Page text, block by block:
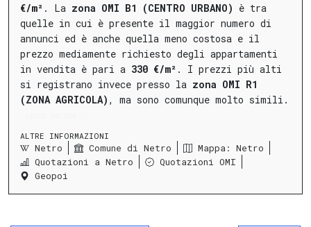
€/m² . La zona OMI B1 (CENTRO URBANO) è tra
quelle in cui è presente il maggior numero di
annunci ed è anche quella meno costosa e il
prezzo mediamente richiesto degli appartamenti
in vendita è pari a 330 €/m² . I prezzi più alti
si registrano invece presso la zona OMI R1
(ZONA AGRICOLA) , ma sono comunque molto simili.
ALTRE INFORMAZIONI
Netro Comune di Netro
Mappa: Netro
Quotazioni a Netro
Quotazioni OMI
Geopoi